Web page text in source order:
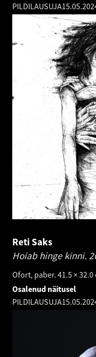
PILDILAUSUJA
Reti Saks
Hoiab hinge kinni.
Ofort, paber. 41.5 × 32.0
Osalenud näitusel
PILDILAUSUJA